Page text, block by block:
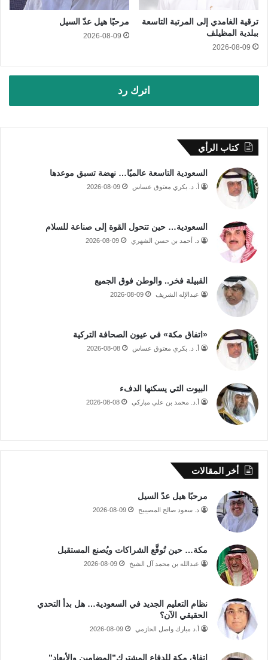
ترقية الغامدي إلى المرتبة التاسعة
ببلدية المظيلف
2026-08-09
مرحبًا هيل عدّ السيل
2026-08-09
اترك رد
كتاب الرأي
السعودية التاسعة عالميًا… نهضة تسبق موعدها
أ. د. بكري معتوق عساس 2026-08-09
السعودية… حين تتحول القوة إلى صناعة للسلام
د. أحمد بن حسن الشهري 2026-08-09
القبيلة فخر.. والوطن فوق الجميع
عبدالإله الشريف 2026-08-09
«اتفاق مكة» في عيون الصحافة التركية
أ. د. بكري معتوق عساس 2026-08-08
البيوت التي يسكنها الدفء
أ.د. محمد بن علي مباركي 2026-08-08
أخر المقالات
مرحبًا هيل عدّ السيل
د. سعود صالح المصيبيح 2026-08-09
مكة… حين تُوقَّع الشراكات ويُصنع المستقبل
عبدالله بن محمد آل الشيخ 2026-08-09
نظام التعليم الجديد في السعودية… هل بدأ التحدي
الحقيقي الآن؟
أ.د مبارك واصل الحازمي 2026-08-09
اتفاق مكة للدفاع المشترك”المضامين والأبعاد”